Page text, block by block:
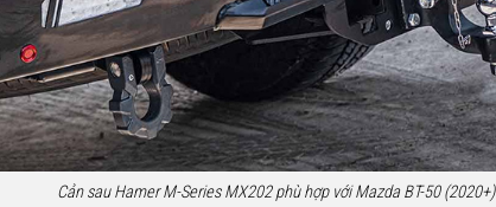
Cản sau Hamer M-Series MX202 phù hợp với Mazda BT-50 (2020+)